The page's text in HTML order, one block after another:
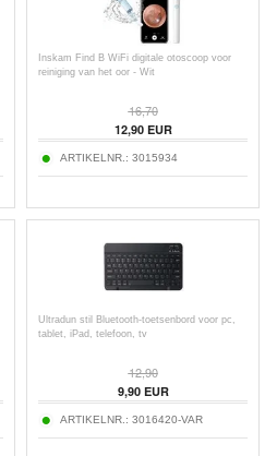
Inskam Find B WiFi digitale otoscoop voor
reiniging van het oor - Wit
16,70
12,90EUR
ARTIKELNR.: 3015934
Ultradun stil Bluetooth-toetsenbord voor pc,
tablet, iPad, telefoon, tv
12,90
9,90EUR
ARTIKELNR.: 3016420-VAR